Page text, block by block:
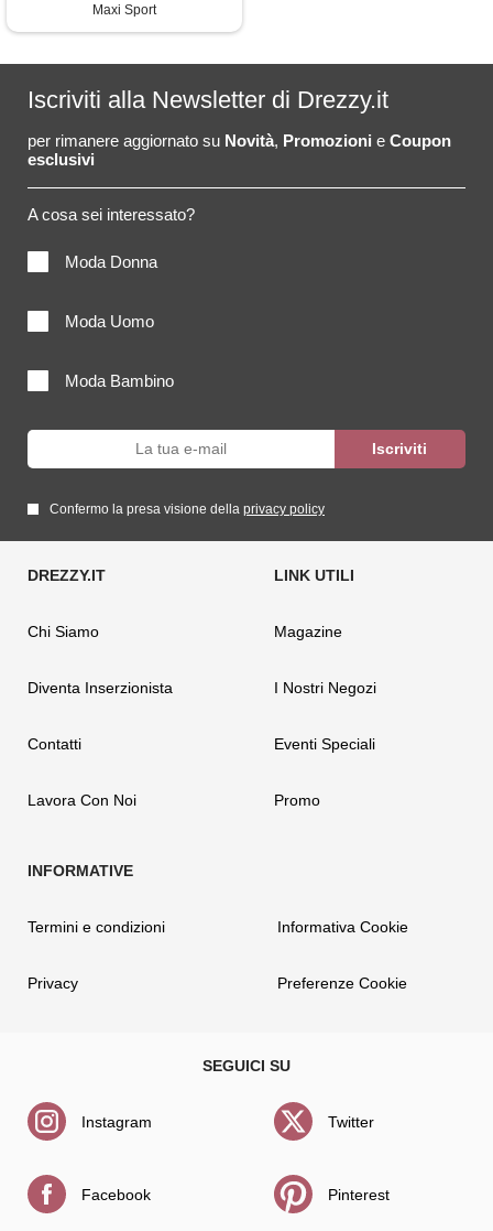
Maxi Sport
Iscriviti alla Newsletter di Drezzy.it
per rimanere aggiornato su Novità, Promozioni e Coupon
esclusivi
A cosa sei interessato?
Moda Donna
Moda Uomo
Moda Bambino
Confermo la presa visione della privacy policy
Chi Siamo
Diventa Inserzionista
Contatti
Lavora Con Noi
Magazine
I Nostri Negozi
Eventi Speciali
Promo
Termini e condizioni
Privacy
Informativa Cookie
Preferenze Cookie
Instagram
Facebook
Twitter
Pinterest